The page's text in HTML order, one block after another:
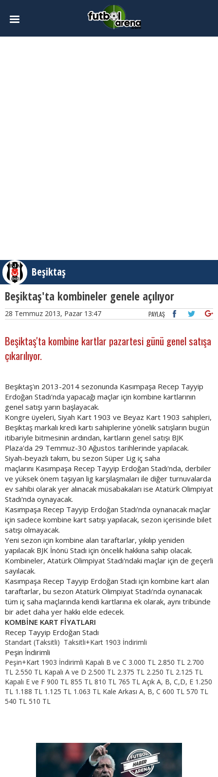
Beşiktaş
Beşiktaş'ta kombineler genele açılıyor
28 Temmuz 2013, Pazar 13:47 PAYLAŞ
Beşiktaş'ta kombine kartlar pazartesi günü genel satışa
çıkarılıyor.
Beşiktaş'ın 2013-2014 sezonunda Kasımpaşa Recep Tayyip
Erdoğan Stadı'nda yapacağı maçlar için kombine kartlarının
genel satışı yarın başlayacak.
Kongre üyeleri, Siyah Kart 1903 ve Beyaz Kart 1903 sahipleri,
Beşiktaş markalı kredi kartı sahiplerine yönelik satışların bugün
itibariyle bitmesinin ardından, kartların genel satışı BJK
Plaza'da 29 Temmuz-30 Ağustos tarihlerinde yapılacak.
Siyah-beyazlı takım, bu sezon Süper Lig iç saha
maçlarını Kasımpaşa Recep Tayyip Erdoğan Stadı'nda, derbiler
ve yüksek önem taşıyan lig karşılaşmaları ile diğer turnuvalarda
ev sahibi olarak yer alınacak müsabakaları ise Atatürk Olimpiyat
Stadı'nda oynayacak.
Kasımpaşa Recep Tayyip Erdoğan Stadı'nda oynanacak maçlar
için sadece kombine kart satışı yapılacak, sezon içerisinde bilet
satışı olmayacak.
Yeni sezon için kombine alan taraftarlar, yıkılıp yeniden
yapılacak BJK İnönü Stadı için öncelik hakkına sahip olacak.
Kombineler, Atatürk Olimpiyat Stadı'ndaki maçlar için de geçerli
sayılacak.
Kasımpaşa Recep Tayyip Erdoğan Stadı için kombine kart alan
taraftarlar, bu sezon Atatürk Olimpiyat Stadı'nda oynanacak
tüm iç saha maçlarında kendi kartlarına ek olarak, aynı tribünde
bir adet daha yer hakkı elde edecek.
KOMBİNE KART FİYATLARI
Recep Tayyip Erdoğan Stadı
Standart (Taksitli) Taksitli+Kart 1903 İndirimli
Peşin İndirimli
Peşin+Kart 1903 İndirimli Kapalı B ve C 3.000 TL 2.850 TL 2.700
TL 2.550 TL Kapalı A ve D 2.500 TL 2.375 TL 2.250 TL 2.125 TL
Kapalı E ve F 900 TL 855 TL 810 TL 765 TL Açık A, B, C,D, E 1.250
TL 1.188 TL 1.125 TL 1.063 TL Kale Arkası A, B, C 600 TL 570 TL
540 TL 510 TL